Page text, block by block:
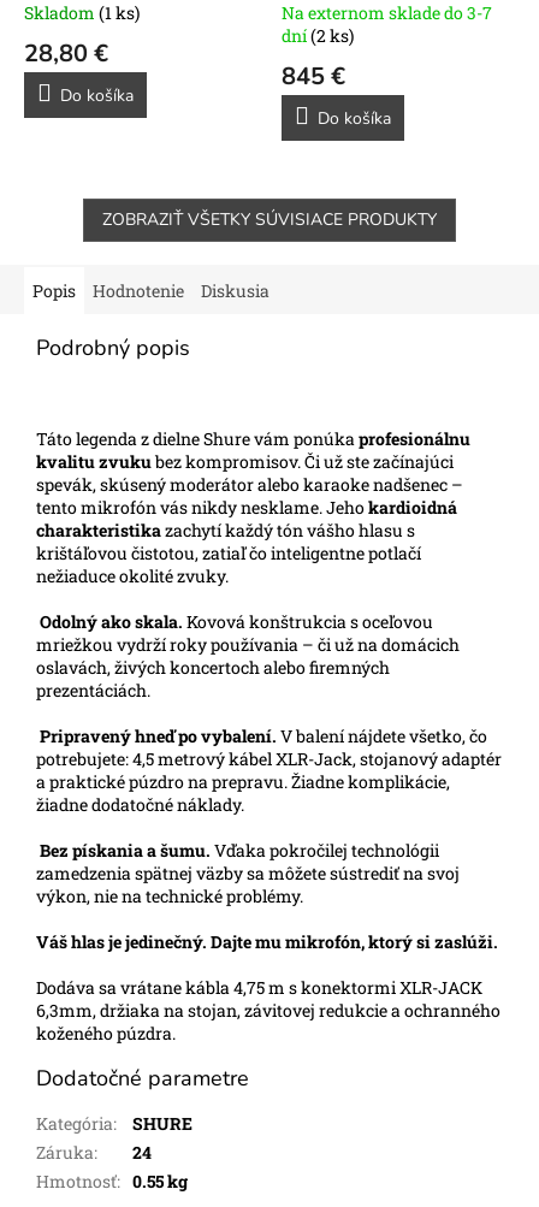
Skladom (1 ks)
28,80 €
Do košíka
Na externom sklade do 3-7
dní(2 ks)
845 €
Do košíka
ZOBRAZIŤ VŠETKY SÚVISIACE PRODUKTY
Popis Hodnotenie Diskusia
Podrobný popis
Táto legenda z dielne Shure vám ponúkaprofesionálnu
kvalitu zvukubez kompromisov. Či už ste začínajúci
spevák, skúsený moderátor alebo karaoke nadšenec –
tento mikrofón vás nikdy nesklame. Jehokardioidná
charakteristikazachytí každý tón vášho hlasu s
krištáľovou čistotou, zatiaľ čo inteligentne potlačí
nežiaduce okolité zvuky.
Odolný ako skala. Kovová konštrukcia s oceľovou
mriežkou vydrží roky používania – či už na domácich
oslavách, živých koncertoch alebo firemných
prezentáciách.
Pripravený hneď po vybalení. V balení nájdete všetko, čo
potrebujete: 4,5 metrový kábel XLR-Jack, stojanový adaptér
a praktické púzdro na prepravu. Žiadne komplikácie,
žiadne dodatočné náklady.
Bez pískania a šumu. Vďaka pokročilej technológii
zamedzenia spätnej väzby sa môžete sústrediť na svoj
výkon, nie na technické problémy.
Váš hlas je jedinečný. Dajte mu mikrofón, ktorý si zaslúži.
Dodáva sa vrátane kábla 4,75 m s konektormi XLR-JACK
6,3mm, držiaka na stojan, závitovej redukcie a ochranného
koženého púzdra.
Dodatočné parametre
Kategória:
SHURE
Záruka:
24
Hmotnosť: 0.55 kg